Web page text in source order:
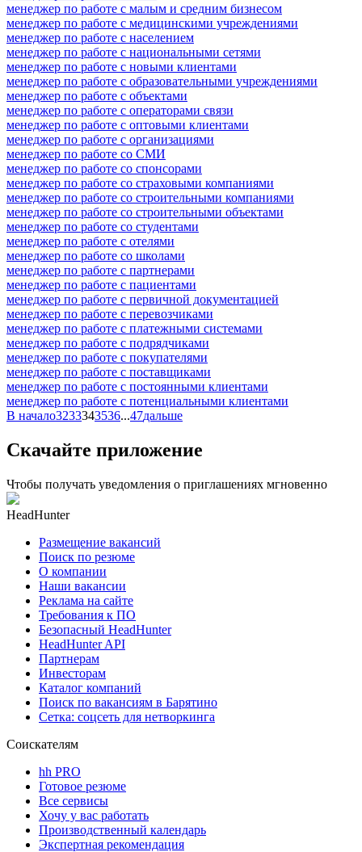
менеджер по работе с малым и средним бизнесом
менеджер по работе с медицинскими учреждениями
менеджер по работе с населением
менеджер по работе с национальными сетями
менеджер по работе с новыми клиентами
менеджер по работе с образовательными учреждениями
менеджер по работе с объектами
менеджер по работе с операторами связи
менеджер по работе с оптовыми клиентами
менеджер по работе с организациями
менеджер по работе со СМИ
менеджер по работе со спонсорами
менеджер по работе со страховыми компаниями
менеджер по работе со строительными компаниями
менеджер по работе со строительными объектами
менеджер по работе со студентами
менеджер по работе с отелями
менеджер по работе со школами
менеджер по работе с партнерами
менеджер по работе с пациентами
менеджер по работе с первичной документацией
менеджер по работе с перевозчиками
менеджер по работе с платежными системами
менеджер по работе с подрядчиками
менеджер по работе с покупателями
менеджер по работе с поставщиками
менеджер по работе с постоянными клиентами
менеджер по работе с потенциальными клиентами
В начало3233343536...47дальше
Скачайте приложение
Чтобы получать уведомления о приглашениях мгновенно
HeadHunter
Размещение вакансий
Поиск по резюме
О компании
Наши вакансии
Реклама на сайте
Требования к ПО
Безопасный HeadHunter
HeadHunter API
Партнерам
Инвесторам
Каталог компаний
Поиск по вакансиям в Барятино
Сетка: соцсеть для нетворкинга
Соискателям
hh PRO
Готовое резюме
Все сервисы
Хочу у вас работать
Производственный календарь
Экспертная рекомендация